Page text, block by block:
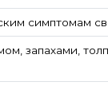
симптомам
запахами,